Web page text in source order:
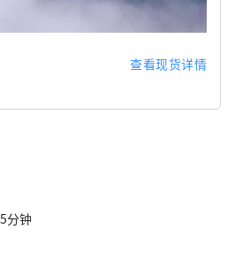
查看现货详情
分钟